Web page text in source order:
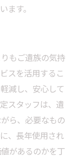
ます。
もご遺族の気持
スを活用するこ
減し、安心して
スタッフは、遺
ら、必要なもの
、長年使用され
があるのかを丁